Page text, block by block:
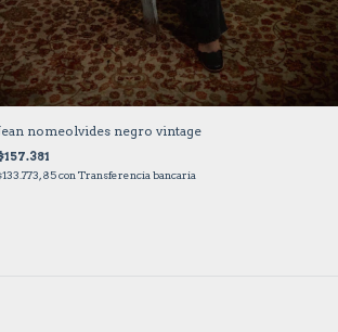
nomeolvides negro vintage
con Transferencia bancaria